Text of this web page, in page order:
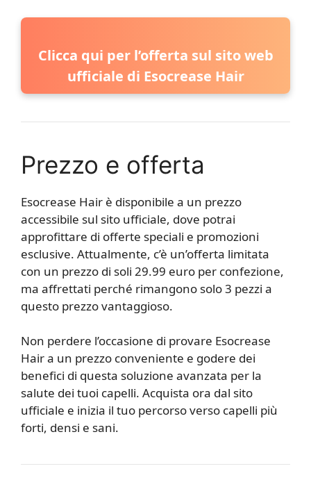
Clicca qui per l’offerta sul sito web
ufficiale di Esocrease Hair
Prezzo e offerta
Esocrease Hair è disponibile a un prezzo
accessibile sul sito ufficiale, dove potrai
approfittare di offerte speciali e promozioni
esclusive. Attualmente, c’è un’offerta limitata
con un prezzo di soli 29.99 euro per confezione,
ma affrettati perché rimangono solo 3 pezzi a
questo prezzo vantaggioso.
Non perdere l’occasione di provare Esocrease
Hair a un prezzo conveniente e godere dei
benefici di questa soluzione avanzata per la
salute dei tuoi capelli. Acquista ora dal sito
ufficiale e inizia il tuo percorso verso capelli più
forti, densi e sani.